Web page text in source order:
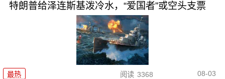
特朗普给泽连斯基泼冷水，“爱国者”或空头支票
最热 阅读 3368 08-03